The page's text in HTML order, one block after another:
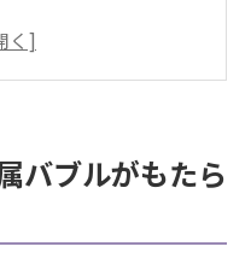
る影響と変化
市の新たな市場動向
ブルの交錯
バブルがもたら